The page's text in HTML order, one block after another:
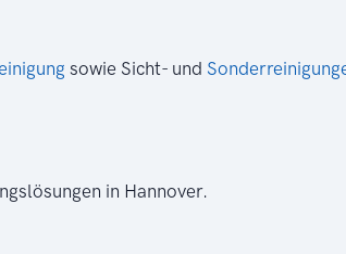
sowie Sicht- und
in Hannover.